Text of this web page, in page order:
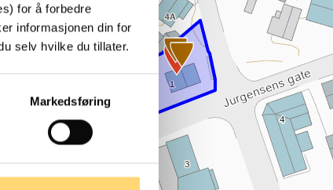
for å forbedre
informasjonen din for
selv hvilke du tillater.
Markedsføring